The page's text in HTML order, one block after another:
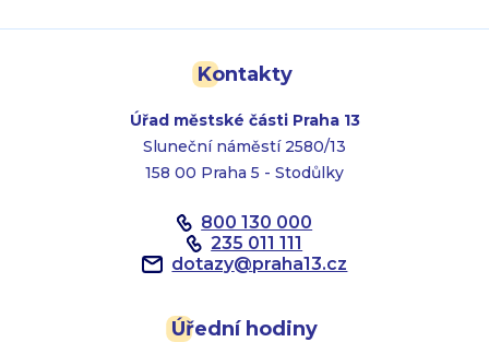
Kontakty
Úřad městské části Praha 13
Sluneční náměstí 2580/13
158 00 Praha 5 - Stodůlky
800 130 000
235 011 111
dotazy@praha13.cz
Úřední hodiny